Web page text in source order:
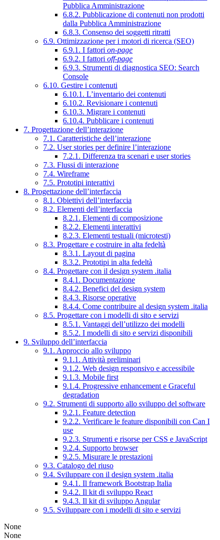
Pubblica Amministrazione
6.8.2. Pubblicazione di contenuti non prodotti
dalla Pubblica Amministrazione
6.8.3. Consenso dei soggetti ritratti
6.9. Ottimizzazione per i motori di ricerca (SEO)
6.9.1. I fattori on-page
6.9.2. I fattori off-page
6.9.3. Strumenti di diagnostica SEO: Search
Console
6.10. Gestire i contenuti
6.10.1. L’inventario dei contenuti
6.10.2. Revisionare i contenuti
6.10.3. Migrare i contenuti
6.10.4. Pubblicare i contenuti
7. Progettazione dell’interazione
7.1. Caratteristiche dell’interazione
7.2. User stories per definire l’interazione
7.2.1. Differenza tra scenari e user stories
7.3. Flussi di interazione
7.4. Wireframe
7.5. Prototipi interattivi
8. Progettazione dell’interfaccia
8.1. Obiettivi dell’interfaccia
8.2. Elementi dell’interfaccia
8.2.1. Elementi di composizione
8.2.2. Elementi interattivi
8.2.3. Elementi testuali (microtesti)
8.3. Progettare e costruire in alta fedeltà
8.3.1. Layout di pagina
8.3.2. Prototipi in alta fedeltà
8.4. Progettare con il design system .italia
8.4.1. Documentazione
8.4.2. Benefici del design system
8.4.3. Risorse operative
8.4.4. Come contribuire al design system .italia
8.5. Progettare con i modelli di sito e servizi
8.5.1. Vantaggi dell’utilizzo dei modelli
8.5.2. I modelli di sito e servizi disponibili
9. Sviluppo dell’interfaccia
9.1. Approccio allo sviluppo
9.1.1. Attività preliminari
9.1.2. Web design responsivo e accessibile
9.1.3. Mobile first
9.1.4. Progressive enhancement e Graceful
degradation
9.2. Strumenti di supporto allo sviluppo del software
9.2.1. Feature detection
9.2.2. Verificare le feature disponibili con Can I
use
9.2.3. Strumenti e risorse per CSS e JavaScript
9.2.4. Supporto browser
9.2.5. Misurare le prestazioni
9.3. Catalogo del riuso
9.4. Sviluppare con il design system .italia
9.4.1. Il framework Bootstrap Italia
9.4.2. Il kit di sviluppo React
9.4.3. Il kit di sviluppo Angular
9.5. Sviluppare con i modelli di sito e servizi
None
None